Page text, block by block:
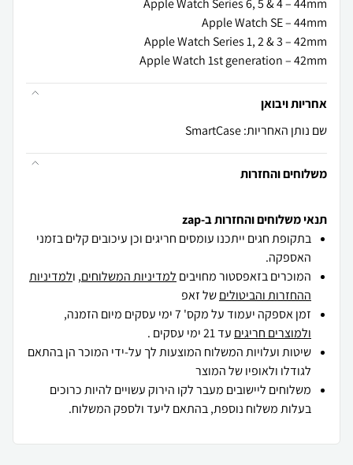
Apple Watch 1st generation – 42mm
אחריות ויבואן
שם נותן האחריות: SmartCase
משלוחים והחזרות
תנאי משלוחים והחזרות ב-zap
בתקופת חגים ייתכנו עומסים חריגים וכן עיכובים קלים בזמני
האספקה.
המוכרים בזאפסטור מחויבים למדיניות המשלוחים, ולמדיניות
ההחזרות והביטוליםשל זאפ
זמן אספקה יעמוד על מקס' 7 ימי עסקים מיום הזמנה,
ולמוצרים חריגים עד 21 ימי עסקים .
שיטות ועלויות המשלוח המוצעות לך על-ידי המוכר הן בהתאם
לגודלו ולאופיו של המוצר
משלוחים ליישובים מעבר לקו הירוק עשויים להיות כרוכים
בעלות משלוח נוספת, בהתאם ליעד ולספק המשלוח.